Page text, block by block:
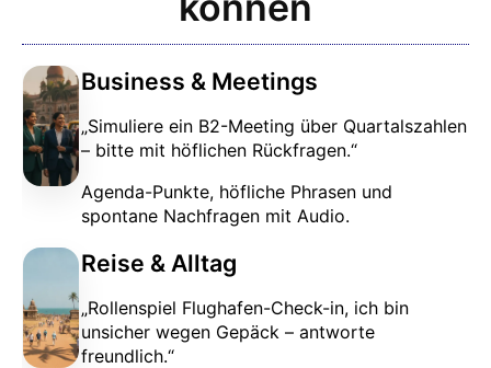
Business & Meetings
„Simuliere ein B2-Meeting über Quartalszahlen
– bitte mit höflichen Rückfragen.“
Agenda-Punkte, höfliche Phrasen und
spontane Nachfragen mit Audio.
Reise & Alltag
„Rollenspiel Flughafen-Check-in, ich bin
unsicher wegen Gepäck – antworte
freundlich.“